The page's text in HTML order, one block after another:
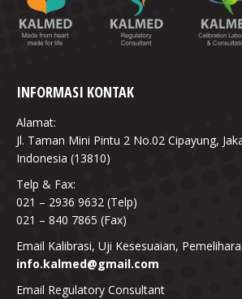
INFORMASI KONTAK
Alamat:
Jl. Taman Mini Pintu 2 No.02 Cipayung,
Indonesia (13810)
Telp & Fax:
021 – 2936 9632 (Telp)
021 – 840 7865 (Fax)
Email Kalibrasi, Uji Kesesuaian,
info.kalmed@gmail.com
Email Regulatory Consultant